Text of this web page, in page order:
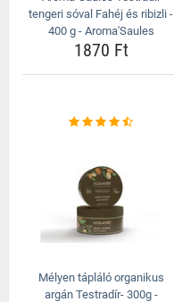
tengeri sóval Fahéj és ribizli -
400 g - Aroma'Saules
1870 Ft
Mélyen tápláló organikus
argán Testradír- 300g -